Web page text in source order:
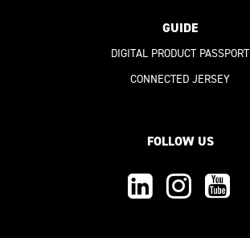
GUIDE
DIGITAL PRODUCT PASSPORT
CONNECTED JERSEY
FOLLOW US